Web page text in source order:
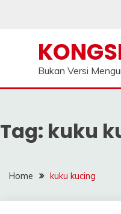
Bukan Versi
Tag: kuku
Home kuku kucing